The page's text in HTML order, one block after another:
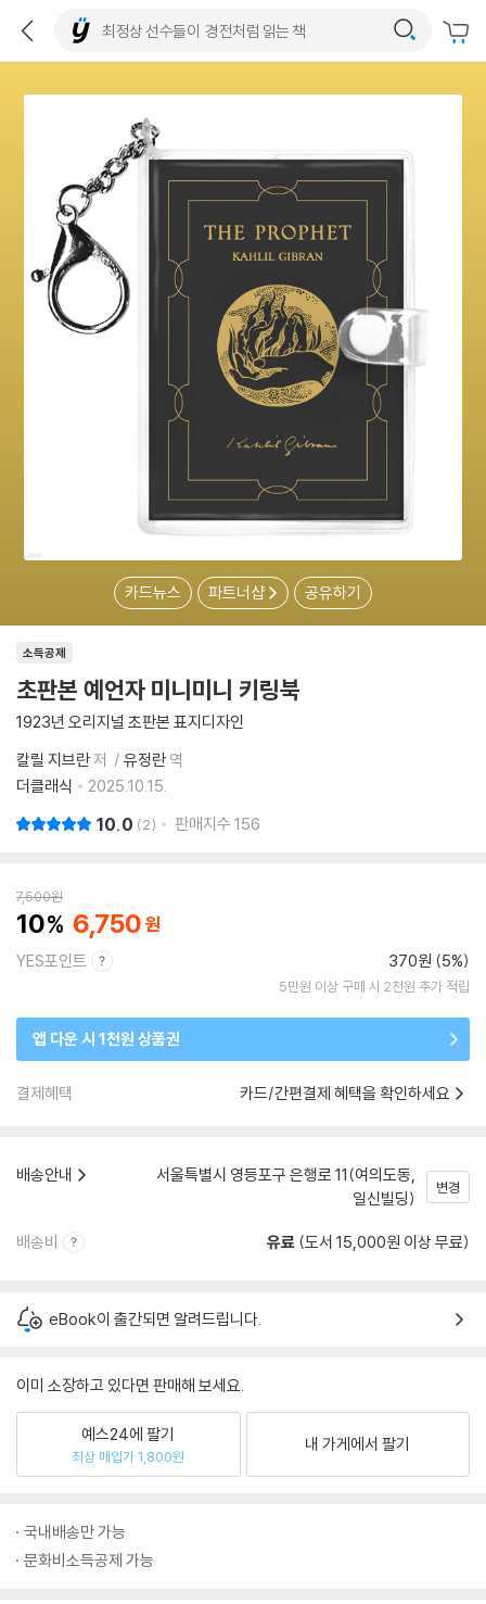
카드뉴스 파트너샵 공유하기
소득공제
초판본 예언자 미니미니 키링북
1923년 오리지널 초판본 표지디자인
칼릴 지브란저 유정란 역
더클래식
2025.10.15.
10.0 2 판매지수 156
7,500원
10 6,750
YES포인트 370원 (5%)
5만원 이상 구매 시 2천원 추가 적립
앱 다운 시 1천원 상품권
결제혜택 카드/간편결제 혜택을 확인하세요
배송안내
서울특별시 영등포구 은행로 11(여의도동,
일신빌딩)
변경
배송비 유료 (도서 15,000원 이상 무료)
eBook이 출간되면 알려드립니다.
이미 소장하고 있다면 판매해 보세요.
예스24에 팔기
최상 매입가 1,800원
내 가게에서 팔기
국내배송만 가능
문화비소득공제 가능